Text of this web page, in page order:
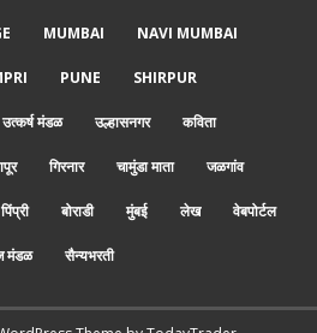
MUMBAI NAVI MUMBAI
PUNE SHIRPUR
उत्कर्ष मंडळ उल्हासनगर कविता
गिरनार चामुंडा माता जळगांव
पिंप्री बोराडी मुंबई लेख वेबपोर्टल
मंडळ सैन्यभरती